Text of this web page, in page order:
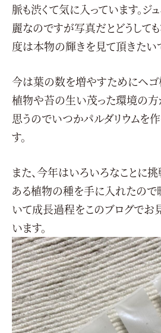
脈も渋くて気に入っています。ジ
麗なのですが写真だとどうして
度は本物の輝きを見て頂きたい
今は葉の数を増やすためにヘ
植物や苔の生い茂った環境の方
思うのでいつかパルダリウムを
す。
また、今年はいろいろなことに
ある植物の種を手に入れたので
いて成長過程をこのブログでお
います。